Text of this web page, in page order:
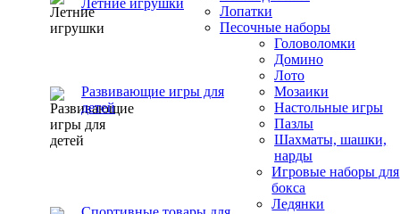
Летние игрушки
Лопатки
Песочные наборы
Развивающие игры для
детей
Головоломки
Домино
Лото
Мозаики
Настольные игры
Пазлы
Шахматы, шашки,
нарды
Игровые наборы для
бокса
Ледянки